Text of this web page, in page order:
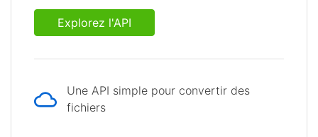
Explorez l'API
Une API simple pour convertir des
fichiers